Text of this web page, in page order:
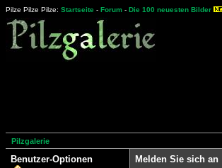
Pilze Pilze Pilze: Startseite - Forum - Die 100 neuesten Bilder
Pilzgalerie
Benutzer-Optionen Melden Sie sich an